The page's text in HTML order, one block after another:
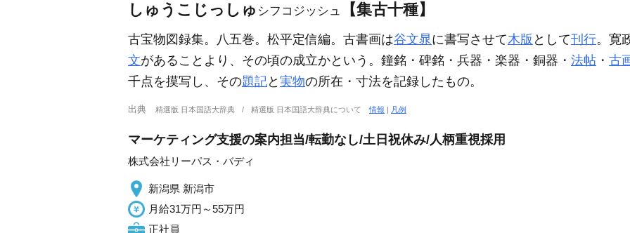
しゅうこじっしゅ シフコジッシュ 【集古十種】
古宝物図録集。八五巻。松平定信編。古書画は谷文晁に書写させて木版 として刊行。寛
文があることより、その頃の成立かという。鐘銘・碑銘・兵器・楽器・銅器・ 法帖 ・ 古
千点を摸写し、その題記と 実物の所在・寸法を記録したもの。
出典 精選版 日本国語大辞典 精選版 日本国語大辞典について情報 | 凡例
マーケティング支援の案内担当/転勤なし/土日祝休み/人柄重視採用
株式会社リーパス・バディ
新潟県 新潟市
月給31万円～55万円
正社員